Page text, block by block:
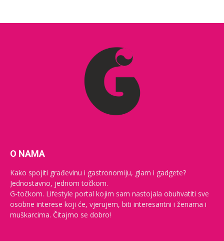
O NAMA
Kako spojiti građevinu i gastronomiju, glam i gadgete?
Jednostavno, jednom točkom.
G-točkom. Lifestyle portal kojim sam nastojala obuhvatiti sve
osobne interese koji će, vjerujem, biti interesantni i ženama i
muškarcima. Čitajmo se dobro!